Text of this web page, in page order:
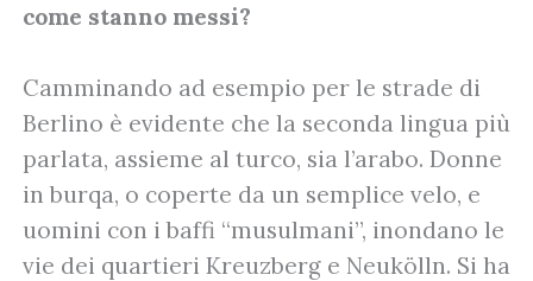
come stanno messi?
Camminando ad esempio per le strade di
Berlino è evidente che la seconda lingua più
parlata, assieme al turco, sia l’arabo. Donne
in burqa, o coperte da un semplice velo, e
uomini con i baffi “musulmani”, inondano le
vie dei quartieri Kreuzberg e Neukölln. Si ha